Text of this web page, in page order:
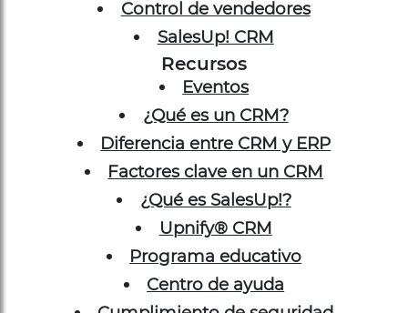
Control de vendedores
SalesUp! CRM
Recursos
Eventos
¿Qué es un CRM?
Diferencia entre CRM y ERP
Factores clave en un CRM
¿Qué es SalesUp!?
Upnify® CRM
Programa educativo
Centro de ayuda